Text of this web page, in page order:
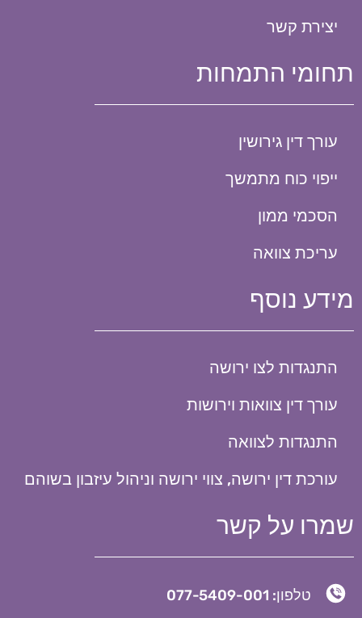
יצירת קשר
תחומי התמחות
עורך דין גירושין
ייפוי כוח מתמשך
הסכמי ממון
עריכת צוואה
מידע נוסף
התנגדות לצו ירושה
עורך דין צוואות וירושות
התנגדות לצוואה
עורכת דין ירושה, צווי ירושה וניהול עיזבון בשוהם
שמרו על קשר
טלפון: 077-5409-001